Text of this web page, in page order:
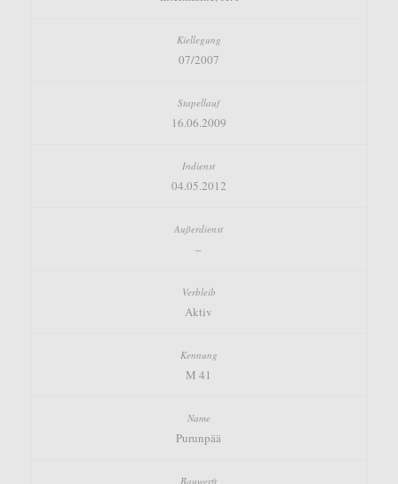
07/2007
16.06.2009
04.05.2012
–
Aktiv
M 41
Purunpää